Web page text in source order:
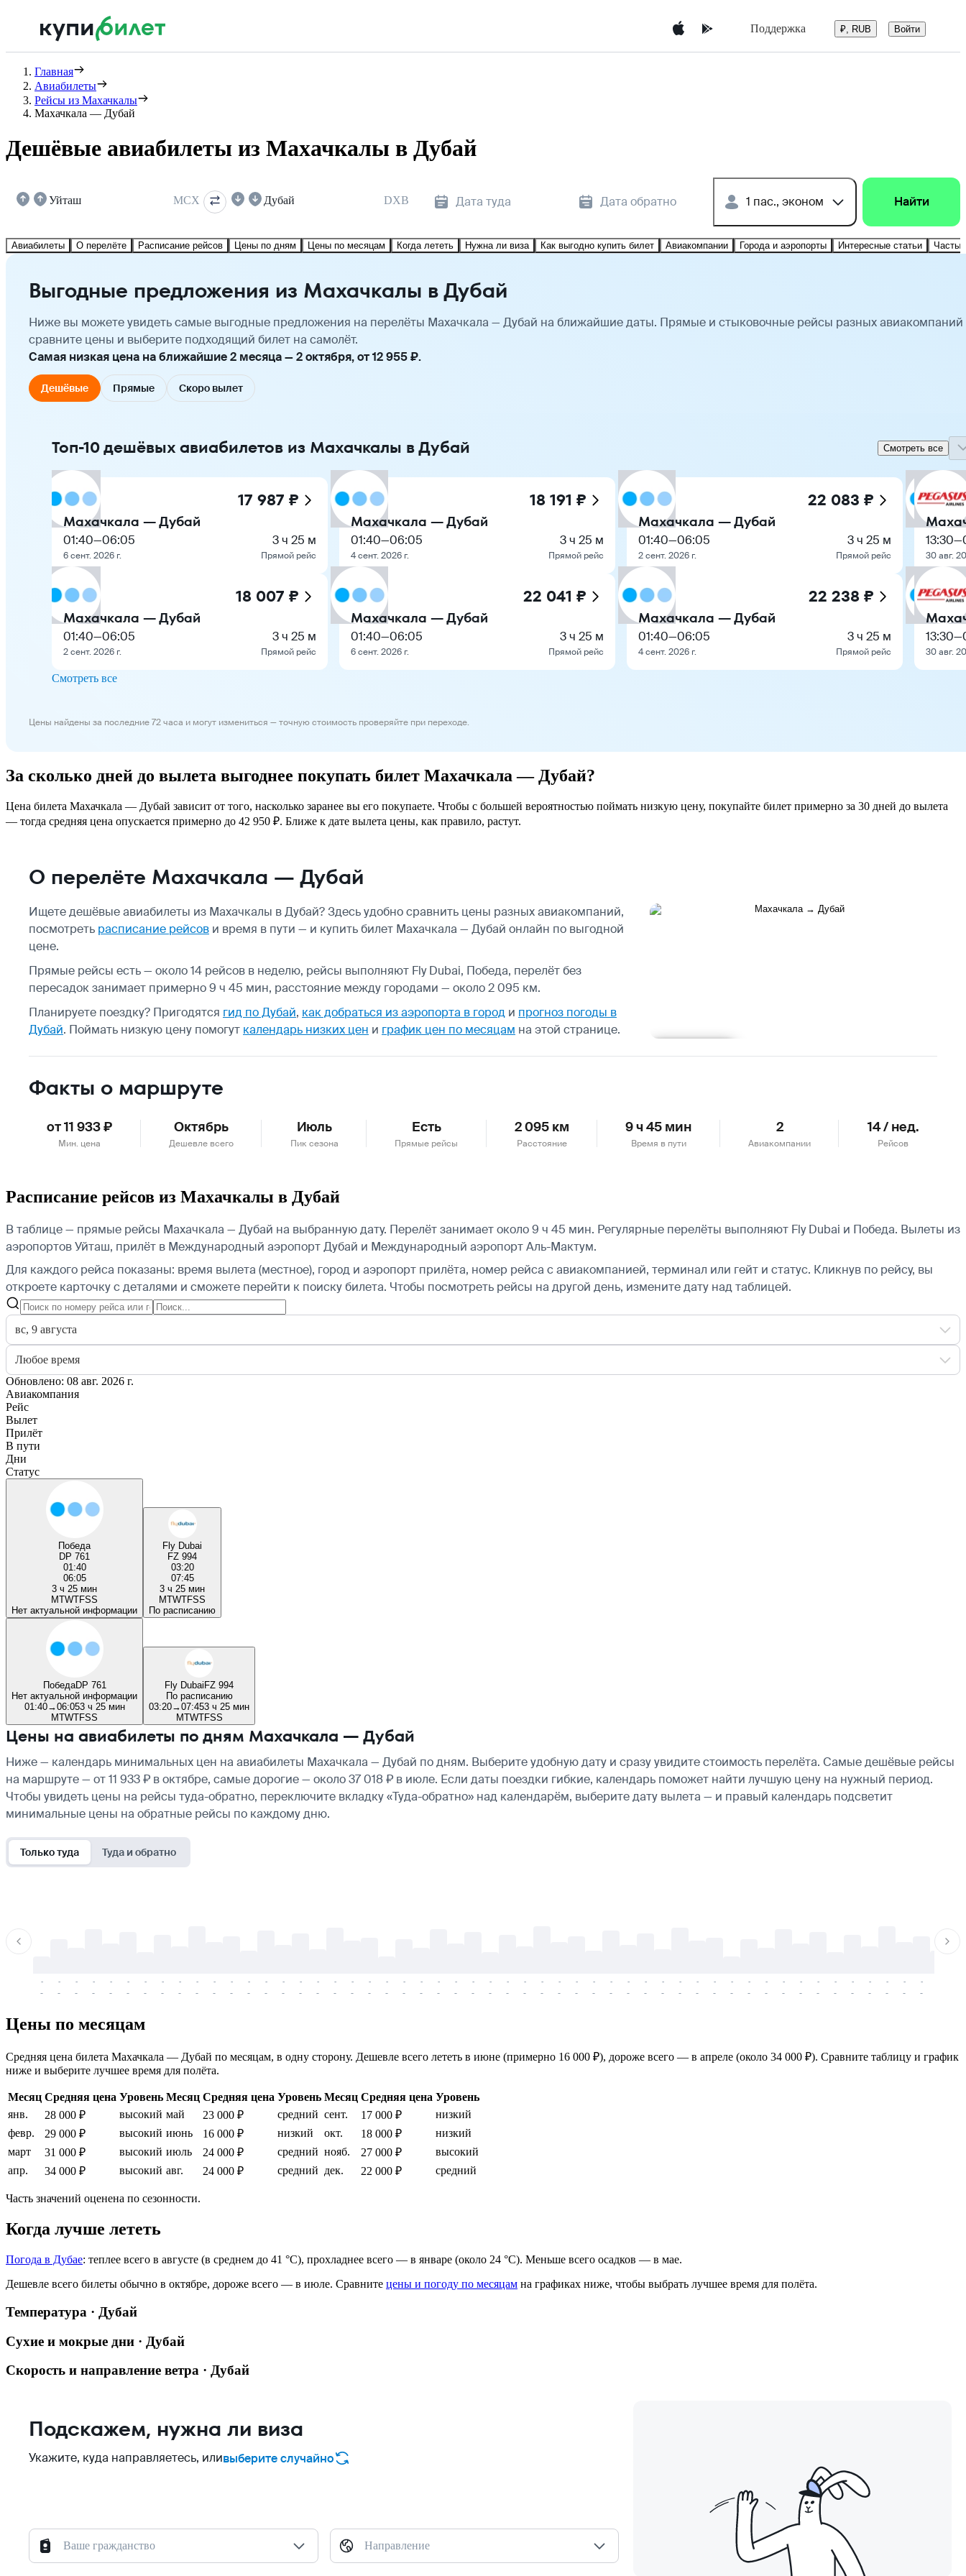
Поддержка ₽, RUB Войти
Главная
Авиабилеты
Рейсы из Махачкалы
Махачкала — Дубай
Дешёвые авиабилеты из Махачкалы в Дубай
Уйташ MCX Дубай DXB Дата туда Дата обратно 1 пас., эконом Найти
Авиабилеты О перелёте Расписание рейсов Цены по дням Цены по месяцам Когда лететь Нужна ли виза Как выгодно купить билет Авиакомпании Города и аэропорты Интересные статьи
Выгодные предложения из Махачкалы в Дубай
Ниже вы можете увидеть самые выгодные предложения на перелёты Махачкала — Дубай на ближайшие даты. Прямые и стыковочные рейсы разных
сравните цены и выберите подходящий билет на самолёт.
Самая низкая цена на ближайшие 2 месяца — 2 октября, от 12 955 ₽.
Дешёвые Прямые Скоро вылет
Топ-10 дешёвых авиабилетов из Махачкалы в Дубай Смотреть все
17 987 ₽
Махачкала — Дубай
01:40—06:05
6 сент. 2026 г.
3 ч 25 м
Прямой рейс
18 007 ₽
Махачкала — Дубай
01:40—06:05
2 сент. 2026 г.
3 ч 25 м
Прямой рейс
18 191 ₽
Махачкала — Дубай
01:40—06:05
4 сент. 2026 г.
3 ч 25 м
Прямой рейс
22 041 ₽
Махачкала — Дубай
01:40—06:05
6 сент. 2026 г.
3 ч 25 м
Прямой рейс
22 083 ₽
Махачкала — Дубай
01:40—06:05
2 сент. 2026 г.
3 ч 25 м
Прямой рейс
22 238 ₽
Махачкала — Дубай
01:40—06:05
4 сент. 2026 г.
3 ч 25 м
Прямой рейс
13:30—
30 авг.
13:30—
30 авг.
Смотреть все
Цены найдены за последние 72 часа и могут измениться — точную стоимость проверяйте при переходе.
За сколько дней до вылета выгоднее покупать билет Махачкала — Дубай?
Цена билета Махачкала — Дубай зависит от того, насколько заранее вы его покупаете. Чтобы с большей вероятностью поймать низкую цену, покупайте билет примерно за 30 дней до вылета
— тогда средняя цена опускается примерно до 42 950 ₽. Ближе к дате вылета цены, как правило, растут.
О перелёте Махачкала — Дубай
Ищете дешёвые авиабилеты из Махачкалы в Дубай? Здесь удобно сравнить цены разных авиакомпаний,
посмотреть расписание рейсов и время в пути — и купить билет Махачкала — Дубай онлайн по выгодной
цене.
Прямые рейсы есть — около 14 рейсов в неделю, рейсы выполняют Fly Dubai, Победа, перелёт без
пересадок занимает примерно 9 ч 45 мин, расстояние между городами — около 2 095 км.
Планируете поездку? Пригодятся гид по Дубай, как добраться из аэропорта в город и прогноз погоды в
Дубай. Поймать низкую цену помогут календарь низких цен и график цен по месяцам на этой странице.
Факты о маршруте
от 11 933 ₽
Мин. цена
Октябрь
Дешевле всего
Июль
Пик сезона
Есть
Прямые рейсы
2 095 км
Расстояние
9 ч 45 мин
Время в пути
2
Авиакомпании
14 / нед.
Рейсов
Расписание рейсов из Махачкалы в Дубай
В таблице — прямые рейсы Махачкала — Дубай на выбранную дату. Перелёт занимает около 9 ч 45 мин. Регулярные перелёты выполняют Fly Dubai и Победа. Вылеты из
аэропортов Уйташ, прилёт в Международный аэропорт Дубай и Международный аэропорт Аль-Мактум.
Для каждого рейса показаны: время вылета (местное), город и аэропорт прилёта, номер рейса с авиакомпанией, терминал или гейт и статус. Кликнув по рейсу, вы
откроете карточку с деталями и сможете перейти к поиску билета. Чтобы посмотреть рейсы на другой день, измените дату над таблицей.
вс, 9 августа
Любое время
Обновлено: 08 авг. 2026 г.
Авиакомпания
Рейс
Вылет
Прилёт
В пути
Дни
Статус
Победа
DP 761
01:40
06:05
3 ч 25 мин
MTWTFSS
Нет актуальной информации
Fly Dubai
FZ 994
03:20
07:45
3 ч 25 мин
MTWTFSS
По расписанию
ПобедаDP 761
Нет актуальной информации
01:40→06:053 ч 25 мин
MTWTFSS
Fly DubaiFZ 994
По расписанию
03:20→07:453 ч 25 мин
MTWTFSS
Цены на авиабилеты по дням Махачкала — Дубай
Ниже — календарь минимальных цен на авиабилеты Махачкала — Дубай по дням. Выберите удобную дату и сразу увидите стоимость перелёта. Самые дешёвые рейсы
на маршруте — от 11 933 ₽ в октябре, самые дорогие — около 37 018 ₽ в июле. Если даты поездки гибкие, календарь поможет найти лучшую цену на нужный период.
Чтобы увидеть цены на рейсы туда-обратно, переключите вкладку «Туда-обратно» над календарём, выберите дату вылета — и правый календарь подсветит
минимальные цены на обратные рейсы по каждому дню.
Только туда Туда и обратно
-
-
-
-
-
-
-
-
-
-
-
-
-
-
-
-
-
-
-
-
-
-
-
-
-
-
-
-
-
-
-
-
-
-
-
-
-
-
-
-
-
-
-
-
-
-
-
-
-
-
-
-
-
-
-
-
-
-
-
-
-
-
-
-
-
-
-
-
-
-
-
-
-
-
-
-
-
-
-
-
-
-
-
-
-
-
-
-
-
-
-
-
-
-
-
-
-
-
-
-
-
-
-
-
Цены по месяцам
Средняя цена билета Махачкала — Дубай по месяцам, в одну сторону. Дешевле всего лететь в июне (примерно 16 000 ₽), дороже всего — в апреле (около 34 000 ₽). Сравните таблицу и график
ниже и выберите лучшее время для полёта.
Месяц Средняя цена Уровень Месяц Средняя цена Уровень Месяц Средняя цена Уровень
янв.
28 000 ₽ высокий май 23 000 ₽ средний сент. 17 000 ₽
низкий
февр.
29 000 ₽ высокий июнь 16 000 ₽ низкий окт. 18 000 ₽
низкий
март
31 000 ₽ высокий июль 24 000 ₽ средний нояб. 27 000 ₽
высокий
апр.
34 000 ₽ высокий авг. 24 000 ₽ средний дек. 22 000 ₽ средний
Часть значений оценена по сезонности.
Когда лучше лететь
Погода в Дубае: теплее всего в августе (в среднем до 41 °C), прохладнее всего — в январе (около 24 °C). Меньше всего осадков — в мае.
Дешевле всего билеты обычно в октябре, дороже всего — в июле. Сравните цены и погоду по месяцам на графиках ниже, чтобы выбрать лучшее время для полёта.
Температура · Дубай
Сухие и мокрые дни · Дубай
Скорость и направление ветра · Дубай
Подскажем, нужна ли виза
Укажите, куда направляетесь, иливыберите случайно
Ваше гражданство Направление